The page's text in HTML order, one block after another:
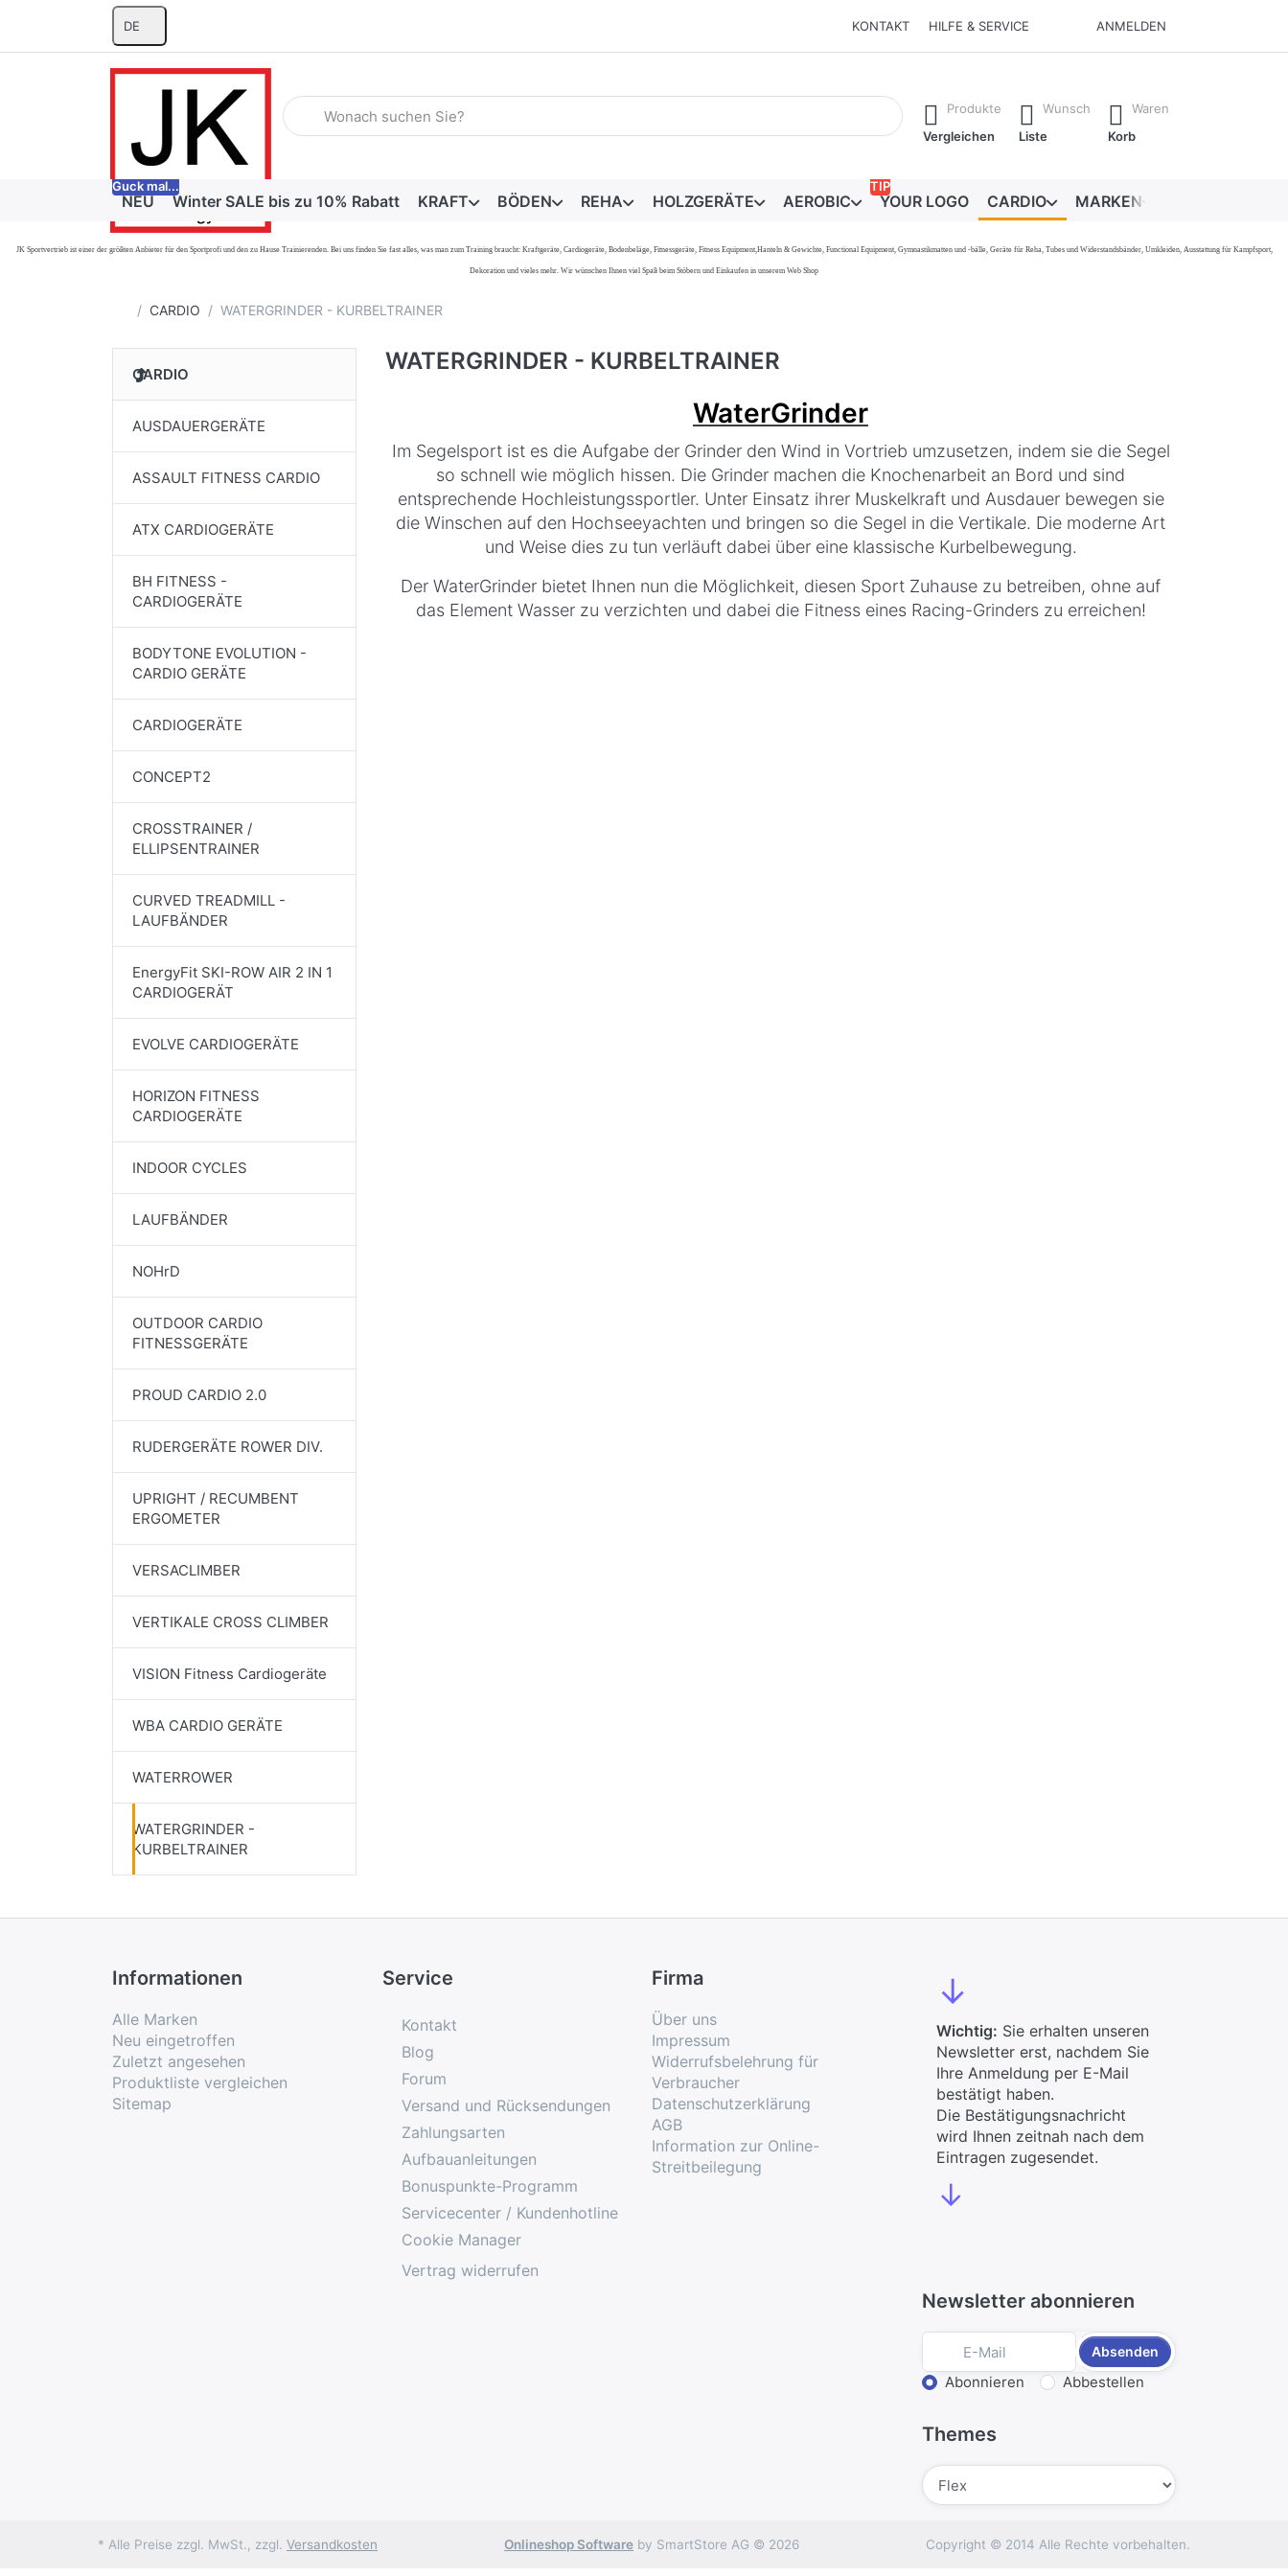
DE KONTAKT HILFE & SERVICE ANMELDEN
Geben Sie einen Suchbegriff ein. Während Sie tippen, erscheinen automatisch erste Ergebnisse. Drücken Sie die Eingabetaste, um alle Ergebnisse
Produkte
Vergleichen
Wunsch
Liste
Waren
Korb
NEU
Guck mal...
Winter SALE bis zu 10% Rabatt KRAFT BÖDEN REHA HOLZGERÄTE AEROBIC YOUR LOGO
TIP
CARDIO MARKEN
JK Sportvertrieb ist einer der größten Anbieter für den Sportprofi und den zu Hause Trainierenden. Bei uns finden Sie fast alles, was man zum Training braucht: Kraftgeräte, Cardiogeräte, Bodenbeläge, Fitnessgeräte, Fitness Equipment,Hanteln & Gewichte, Functional Equipment, Gymnastikmatten und -bälle, Geräte für Reha, Tubes und Widerstandsbänder, Umkleiden, Ausstattung für Kampfsport,
Dekoration und vieles mehr. Wir wünschen Ihnen viel Spaß beim Stöbern und Einkaufen in unserem Web Shop
Startseite
CARDIO WATERGRINDER - KURBELTRAINER
CARDIO
AUSDAUERGERÄTE
ASSAULT FITNESS CARDIO
ATX CARDIOGERÄTE
BH FITNESS -
CARDIOGERÄTE
BODYTONE EVOLUTION -
CARDIO GERÄTE
CARDIOGERÄTE
CONCEPT2
CROSSTRAINER /
ELLIPSENTRAINER
CURVED TREADMILL -
LAUFBÄNDER
EnergyFit SKI-ROW AIR 2 IN 1
CARDIOGERÄT
EVOLVE CARDIOGERÄTE
HORIZON FITNESS
CARDIOGERÄTE
INDOOR CYCLES
LAUFBÄNDER
NOHrD
OUTDOOR CARDIO
FITNESSGERÄTE
PROUD CARDIO 2.0
RUDERGERÄTE ROWER DIV.
UPRIGHT / RECUMBENT
ERGOMETER
VERSACLIMBER
VERTIKALE CROSS CLIMBER
VISION Fitness Cardiogeräte
WBA CARDIO GERÄTE
WATERROWER
WATERGRINDER -
KURBELTRAINER
WATERGRINDER - KURBELTRAINER
WaterGrinder
Im Segelsport ist es die Aufgabe der Grinder den Wind in Vortrieb umzusetzen, indem sie die Segel
so schnell wie möglich hissen. Die Grinder machen die Knochenarbeit an Bord und sind
entsprechende Hochleistungssportler. Unter Einsatz ihrer Muskelkraft und Ausdauer bewegen sie
die Winschen auf den Hochseeyachten und bringen so die Segel in die Vertikale. Die moderne Art
und Weise dies zu tun verläuft dabei über eine klassische Kurbelbewegung.
Der WaterGrinder bietet Ihnen nun die Möglichkeit, diesen Sport Zuhause zu betreiben, ohne auf
das Element Wasser zu verzichten und dabei die Fitness eines Racing-Grinders zu erreichen!
Informationen
Alle Marken
Neu eingetroffen
Zuletzt angesehen
Produktliste vergleichen
Sitemap
Service
Kontakt
Blog
Forum
Versand und Rücksendungen
Zahlungsarten
Aufbauanleitungen
Bonuspunkte-Programm
Servicecenter / Kundenhotline
Cookie Manager
Vertrag widerrufen
Firma
Über uns
Impressum
Widerrufsbelehrung für
Verbraucher
Datenschutzerklärung
AGB
Information zur Online-
Streitbeilegung
↓
Wichtig: Sie erhalten unseren
Newsletter erst, nachdem Sie
Ihre Anmeldung per E-Mail
bestätigt haben.
Die Bestätigungsnachricht
wird Ihnen zeitnah nach dem
Eintragen zugesendet.
↓
Newsletter abonnieren
Absenden
Aktion wählen
Abonnieren Abbestellen
Themes
* Alle Preise zzgl. MwSt., zzgl. Versandkosten Onlineshop Software by SmartStore AG © 2026 Copyright © 2014 Alle Rechte vorbehalten.